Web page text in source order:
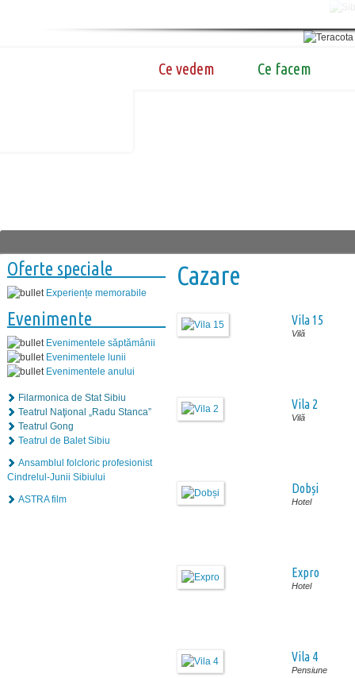
Ce vedem Ce facem
Oferte speciale
Experiențe memorabile
Evenimente
Evenimentele săptămânii
Evenimentele lunii
Evenimentele anului
Filarmonica de Stat Sibiu
Teatrul Naţional „Radu Stanca”
Teatrul Gong
Teatrul de Balet Sibiu
Ansamblul folcloric profesionist
Cindrelul-Junii Sibiului
ASTRA film
Cazare
Vila 15
Vilă
Vila 2
Vilă
Dobși
Hotel
Expro
Hotel
Vila 4
Pensiune